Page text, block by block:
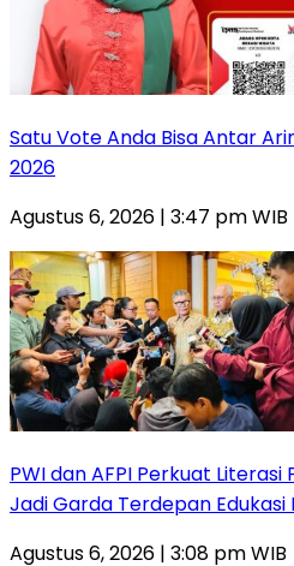
Satu Vote Anda Bisa Antar
2026
Agustus 6, 2026 | 3:47 pm WIB
PWI dan AFPI Perkuat Literasi
Jadi Garda Terdepan Edukasi
Agustus 6, 2026 | 3:08 pm WIB